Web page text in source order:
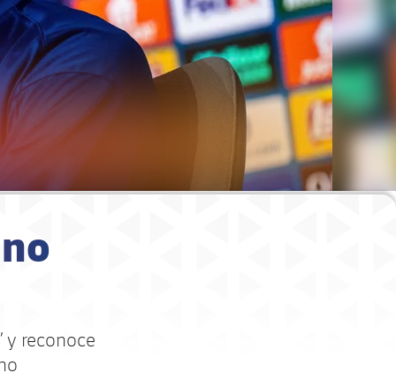
y reconoce